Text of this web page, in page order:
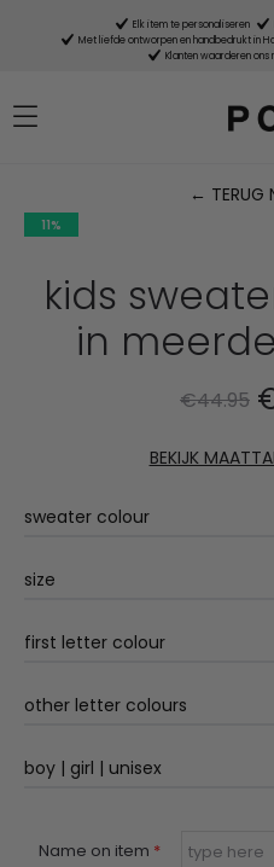
Elk item te personaliseren
Met liefde ontworpen en handbedrukt in
Klanten waarderen
← TERUG
11%
kids
in
€44.95
BEKIJK
sweater colour
size
first letter colour
other letter colours
boy | girl | unisex
Name on item *